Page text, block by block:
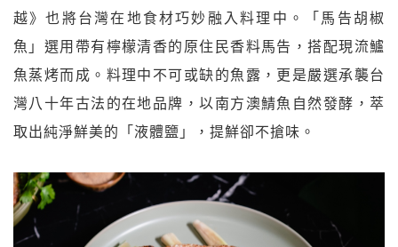
越》也將台灣在地食材巧妙融入料理中。「馬告胡椒
魚」選用帶有檸檬清香的原住民香料馬告，搭配現流鱸
魚蒸烤而成。料理中不可或缺的魚露，更是嚴選承襲台
灣八十年古法的在地品牌，以南方澳鯖魚自然發酵，萃
取出純淨鮮美的「液體鹽」，提鮮卻不搶味。